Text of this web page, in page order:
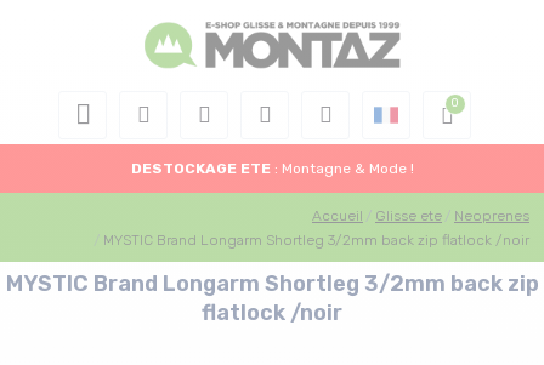
DESTOCKAGE ETE : Montagne & Mode !
Accueil Glisse ete
Neoprenes
MYSTIC Brand Longarm Shortleg 3/2mm back zip flatlock /noir
MYSTIC Brand Longarm Shortleg 3/2mm back zip
flatlock /noir